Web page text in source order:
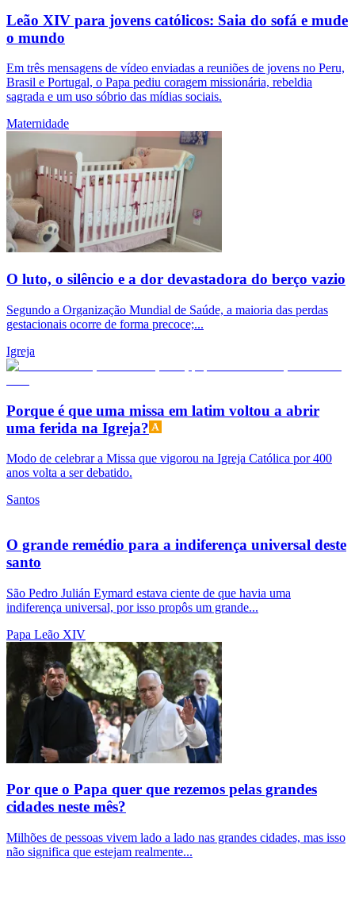
Leão XIV para jovens católicos: Saia do sofá e mude
o mundo
Em três mensagens de vídeo enviadas a reuniões de jovens no Peru,
Brasil e Portugal, o Papa pediu coragem missionária, rebeldia
sagrada e um uso sóbrio das mídias sociais.
Maternidade
O luto, o silêncio e a dor devastadora do berço vazio
Segundo a Organização Mundial de Saúde, a maioria das perdas
gestacionais ocorre de forma precoce;...
Igreja
Porque é que uma missa em latim voltou a abrir
uma ferida na Igreja?
Modo de celebrar a Missa que vigorou na Igreja Católica por 400
anos volta a ser debatido.
Santos
O grande remédio para a indiferença universal deste
santo
São Pedro Julián Eymard estava ciente de que havia uma
indiferença universal, por isso propôs um grande...
Papa Leão XIV
Por que o Papa quer que rezemos pelas grandes
cidades neste mês?
Milhões de pessoas vivem lado a lado nas grandes cidades, mas isso
não significa que estejam realmente...